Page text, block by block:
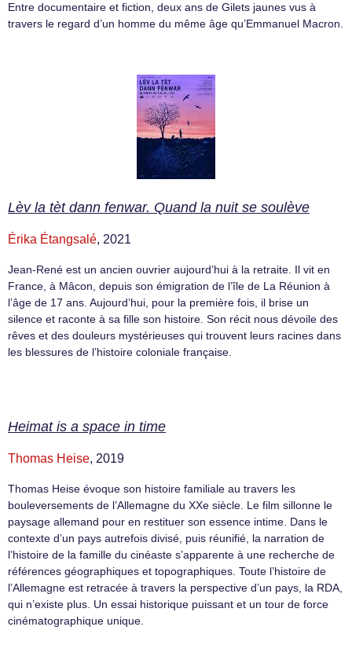
Entre documentaire et fiction, deux ans de Gilets jaunes vus à
travers le regard d’un homme du même âge qu’Emmanuel Macron.
Lèv la tèt dann fenwar. Quand la nuit se soulève
Érika Étangsalé, 2021
Jean-René est un ancien ouvrier aujourd’hui à la retraite. Il vit en
France, à Mâcon, depuis son émigration de l’île de La Réunion à
l’âge de 17 ans. Aujourd’hui, pour la première fois, il brise un
silence et raconte à sa fille son histoire. Son récit nous dévoile des
rêves et des douleurs mystérieuses qui trouvent leurs racines dans
les blessures de l’histoire coloniale française.
Heimat is a space in time
Thomas Heise, 2019
Thomas Heise évoque son histoire familiale au travers les
bouleversements de l’Allemagne du XXe siècle. Le film sillonne le
paysage allemand pour en restituer son essence intime. Dans le
contexte d’un pays autrefois divisé, puis réunifié, la narration de
l’histoire de la famille du cinéaste s’apparente à une recherche de
références géographiques et topographiques. Toute l’histoire de
l’Allemagne est retracée à travers la perspective d’un pays, la RDA,
qui n’existe plus. Un essai historique puissant et un tour de force
cinématographique unique.